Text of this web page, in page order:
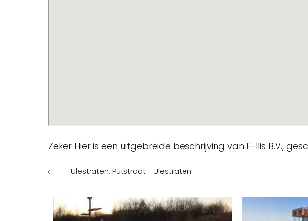
Zeker Hier is een uitgebreide beschrijving van E-llis B.V.,
Ulestraten, Putstraat - Ulestraten